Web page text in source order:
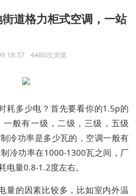
道格力柜式空调，一站
18:37 4480次浏览
耗多少电？首先要看你的1.5p的
般有一级，二级，三级，五级
冷功率是多少瓦的，空调一般有
冷功率在1000-1300瓦之间，厂
电量0.8-1.2度左右。
量的因素比较多，比如室内外温